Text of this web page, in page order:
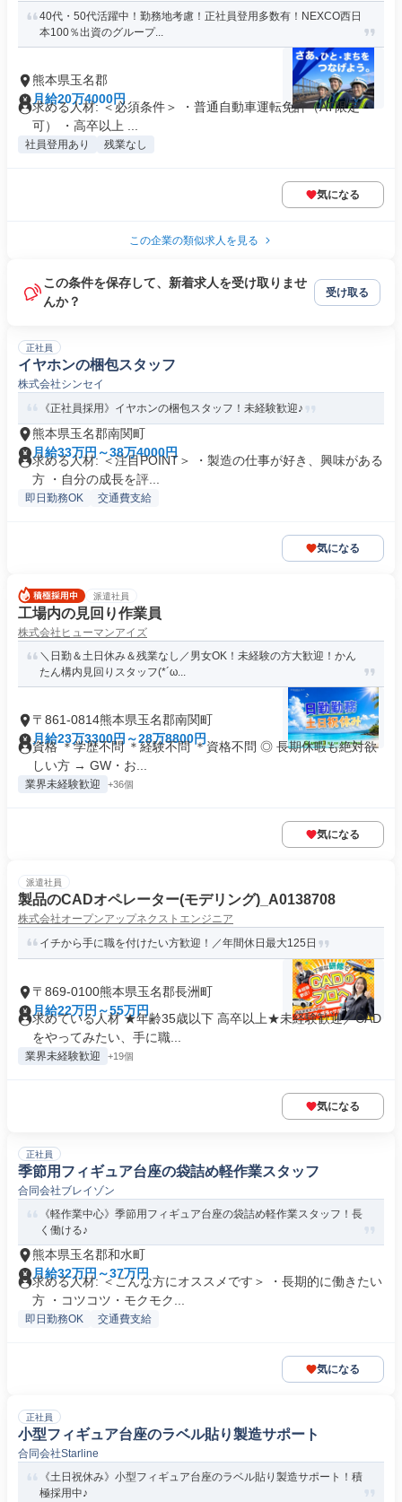
40代・50代活躍中！勤務地考慮！正社員登用多数有！NEXCO西日
本100％出資のグループ...
熊本県玉名郡
月給20万4000円
求める人材: ＜必須条件＞ ・普通自動車運転免許（AT限定
可） ・高卒以上 ...
社員登用あり 残業なし
気になる
この企業の類似求人を見る
この条件を保存して、新着求人を受け取りませ
んか？
受け取る
正社員
イヤホンの梱包スタッフ
株式会社シンセイ
《正社員採用》イヤホンの梱包スタッフ！未経験歓迎♪
熊本県玉名郡南関町
月給33万円～38万4000円
求める人材: ＜注目POINT＞ ・製造の仕事が好き、興味がある
方 ・自分の成長を評...
即日勤務OK 交通費支給
気になる
派遣社員
工場内の見回り作業員
株式会社ヒューマンアイズ
＼日勤＆土日休み＆残業なし／男女OK！未経験の方大歓迎！かん
たん構内見回りスタッフ(*´ω...
〒861-0814熊本県玉名郡南関町
月給23万3300円～28万8800円
資格 ＊学歴不問 ＊経験不問 ＊資格不問 ◎ 長期休暇も絶対欲
しい方 → GW・お...
業界未経験歓迎 +36個
気になる
派遣社員
製品のCADオペレーター(モデリング)_A0138708
株式会社オープンアップネクストエンジニア
イチから手に職を付けたい方歓迎！／年間休日最大125日
〒869-0100熊本県玉名郡長洲町
月給22万円～55万円
求めている人材 ★年齢35歳以下 高卒以上★未経験歓迎／CAD
をやってみたい、手に職...
業界未経験歓迎 +19個
気になる
正社員
季節用フィギュア台座の袋詰め軽作業スタッフ
合同会社ブレイゾン
《軽作業中心》季節用フィギュア台座の袋詰め軽作業スタッフ！長
く働ける♪
熊本県玉名郡和水町
月給32万円～37万円
求める人材: ＜こんな方にオススメです＞ ・長期的に働きたい
方 ・コツコツ・モクモク...
即日勤務OK 交通費支給
気になる
正社員
小型フィギュア台座のラベル貼り製造サポート
合同会社Starline
《土日祝休み》小型フィギュア台座のラベル貼り製造サポート！積
極採用中♪